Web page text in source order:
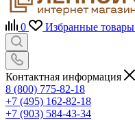
0 Избранные товары
Контактная информация
8 (800) 775-82-18
+7 (495) 162-82-18
+7 (903) 584-43-34